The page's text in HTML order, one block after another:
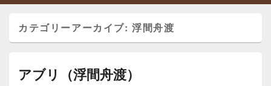
カテゴリーアーカイブ:浮間舟渡
アブリ（浮間舟渡）